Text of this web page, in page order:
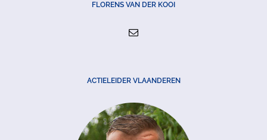
FLORENS VAN DER KOOI
ACTIELEIDER VLAANDEREN